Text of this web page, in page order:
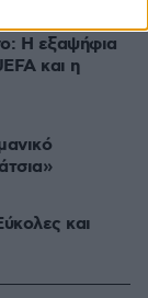
Η εξαψήφια
και η
και